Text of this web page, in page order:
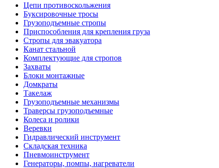
Цепи противоскольжения
Буксировочные тросы
Грузоподъемные стропы
Приспособления для крепления груза
Стропы для эвакуатора
Канат стальной
Комплектующие для стропов
Захваты
Блоки монтажные
Домкраты
Такелаж
Грузоподъемные механизмы
Траверсы грузоподъемные
Колеса и ролики
Веревки
Гидравлический инструмент
Складская техника
Пневмоинструмент
Генераторы, помпы, нагреватели